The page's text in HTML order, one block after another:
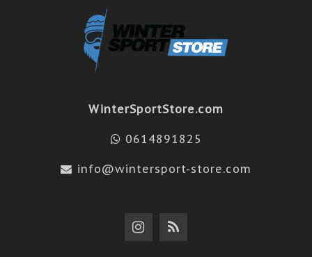
WinterSportStore.com
0614891825
info@wintersport-store.com